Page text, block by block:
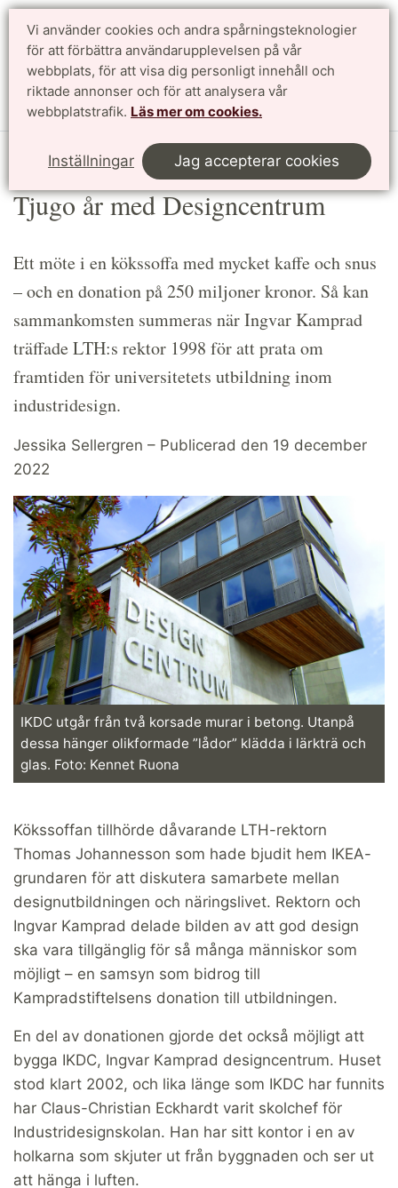
Vi använder cookies och andra spårningsteknologier
för att förbättra användarupplevelsen på vår
webbplats, för att visa dig personligt innehåll och
riktade annonser och för att analysera vår
webbplatstrafik. Läs mer om cookies.
Inställningar Jag accepterar cookies
Sök
Tjugo år med Designcentrum
Ett möte i en kökssoffa med mycket kaffe och snus
– och en donation på 250 miljoner kronor. Så kan
sammankomsten summeras när Ingvar Kamprad
träffade LTH:s rektor 1998 för att prata om
framtiden för universitetets utbildning inom
industridesign.
Jessika Sellergren – Publicerad den 19 december
2022
IKDC utgår från två kors­ade ­murar i betong. Utan­på
dessa hänger olik­formade ­”lådor” ­klädda i lärkträ och
glas. Foto: Kennet Ruona
Kökssoffan tillhörde dåvarande LTH-rektorn
Thomas Johannesson som hade bjudit hem IKEA-
grundaren för att diskutera samarbete mellan
designutbildningen och näringslivet. Rektorn och
Ingvar Kamprad delade bilden av att god design
ska vara tillgänglig för så många människor som
möjligt – en samsyn som bidrog till
Kampradstiftelsens donation till utbildningen.
En del av donationen gjorde det också möjligt att
bygga IKDC, Ingvar Kamprad designcentrum. Huset
stod klart 2002, och lika länge som IKDC har funnits
har Claus-Christian Eckhardt varit skolchef för
Industridesignskolan. Han har sitt kontor i en av
holkarna som skjuter ut från byggnaden och ser ut
att hänga i luften.